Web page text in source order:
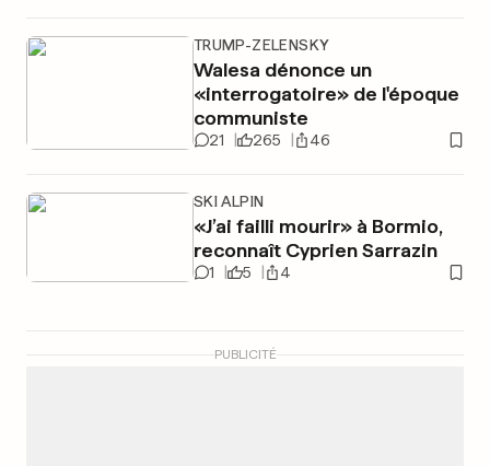
TRUMP-ZELENSKY
Walesa dénonce un
«interrogatoire» de l'époque
communiste
21 265 46
SKI ALPIN
«J’ai failli mourir» à Bormio,
reconnaît Cyprien Sarrazin
1 5 4
PUBLICITÉ